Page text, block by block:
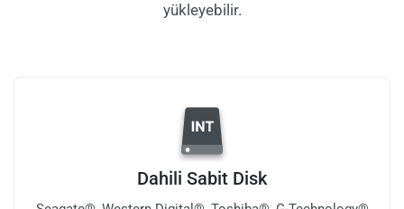
yükleyebilir.
Dahili Sabit Disk